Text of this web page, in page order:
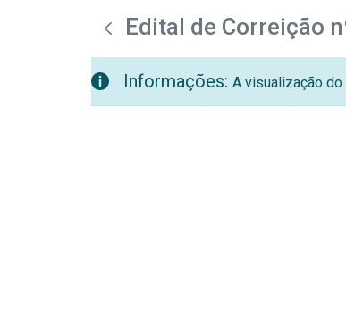
Pular para o Conteúdo principal
teste descricaoEdital de Correição
Informações: A visualização